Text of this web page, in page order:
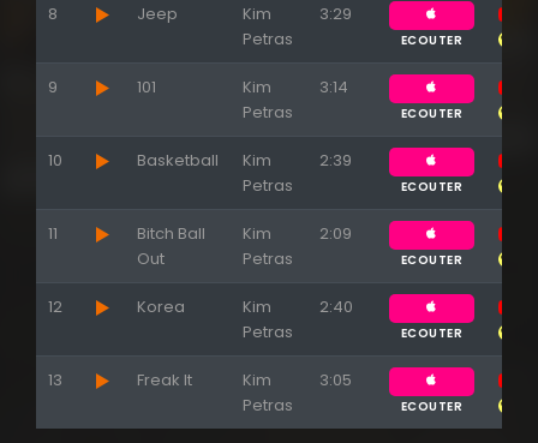
8 Jeep
Kim
Petras
3:29
ECOUTER
9 101
Kim
Petras
3:14
ECOUTER
10 Basketball
Kim
Petras
2:39
ECOUTER
11
Bitch Ball
Out
Kim
Petras
2:09
ECOUTER
12 Korea
Kim
Petras
2:40
ECOUTER
13 Freak It
Kim
Petras
3:05
ECOUTER